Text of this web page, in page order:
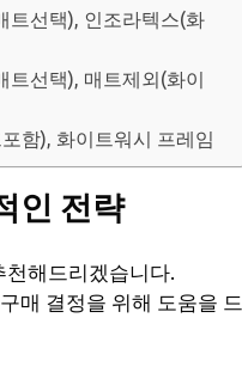
트선택), 인조라텍스(화
트선택), 매트제외(화이
함), 화이트워시 프레임
인 전략
해드리겠습니다.
매 결정을 위해 도움을 드